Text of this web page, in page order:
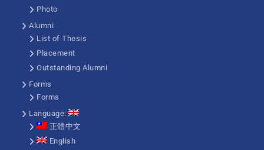
Photo
Alumni
List of Thesis
Placement
Outstanding Alumni
Forms
Forms
Language:
正體中文
English